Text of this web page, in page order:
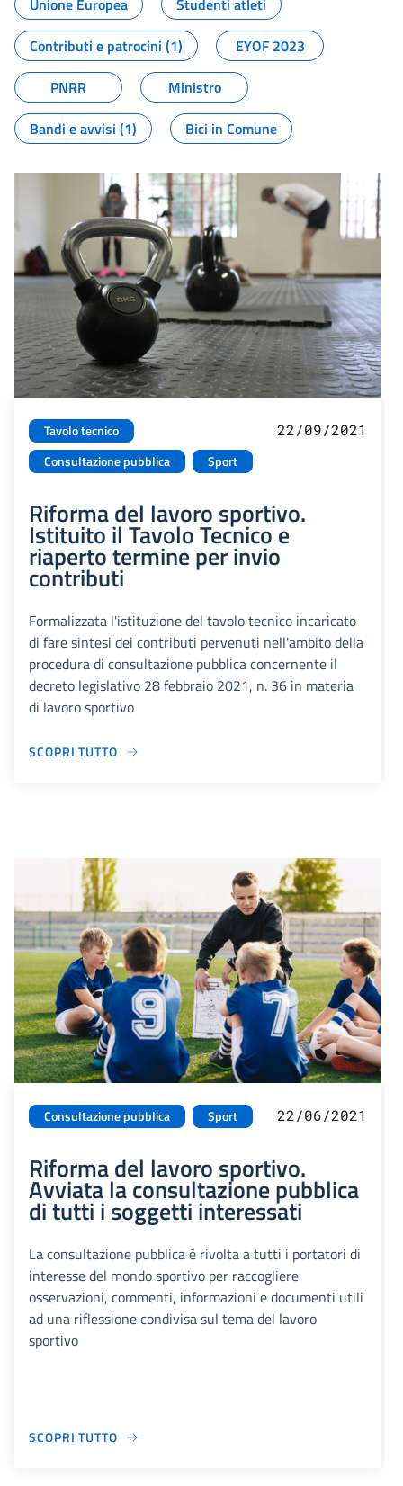
Unione Europea
Studenti atleti
Contributi e patrocini (1)
EYOF 2023
PNRR
Ministro
Bandi e avvisi (1)
Bici in Comune
Tavolo tecnico
Consultazione pubblica
Sport
22/09/2021
Riforma del lavoro sportivo.
Istituito il Tavolo Tecnico e
riaperto termine per invio
contributi
Formalizzata l'istituzione del tavolo tecnico incaricato
di fare sintesi dei contributi pervenuti nell'ambito della
procedura di consultazione pubblica concernente il
decreto legislativo 28 febbraio 2021, n. 36 in materia
di lavoro sportivo
SCOPRI TUTTO
Consultazione pubblica Sport 22/06/2021
Riforma del lavoro sportivo.
Avviata la consultazione pubblica
di tutti i soggetti interessati
La consultazione pubblica è rivolta a tutti i portatori di
interesse del mondo sportivo per raccogliere
osservazioni, commenti, informazioni e documenti utili
ad una riflessione condivisa sul tema del lavoro
sportivo
SCOPRI TUTTO